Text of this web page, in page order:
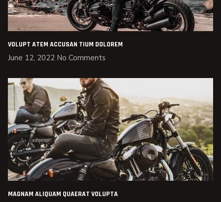
VOLUPT ATEM ACCUSAN TIUM DOLOREM
June 12, 2022 No Comments
MAGNAM ALIQUAM QUAERAT VOLUPTA